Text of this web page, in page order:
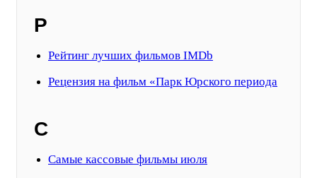
Р
Рейтинг лучших фильмов IMDb
Рецензия на фильм «Парк Юрского периода
С
Самые кассовые фильмы июля